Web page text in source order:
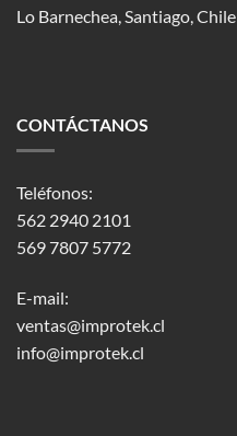
Lo Barnechea, Santiago, Chile
CONTÁCTANOS
Teléfonos:
562 2940 2101
569 7807 5772
E-mail:
ventas@improtek.cl
info@improtek.cl